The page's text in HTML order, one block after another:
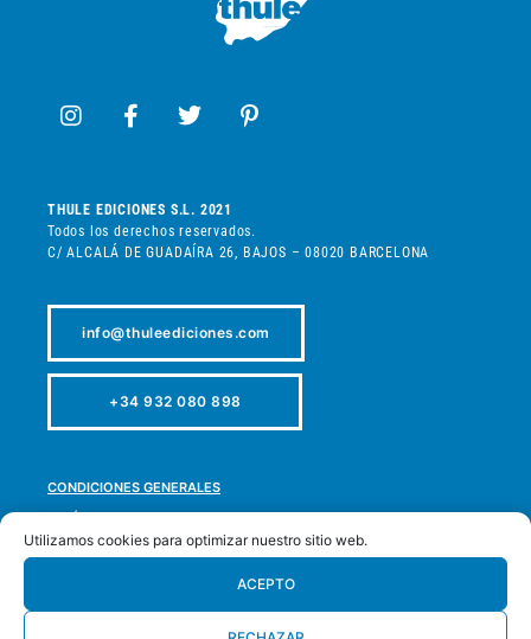
Utilizamos cookies para optimizar nuestro sitio web.
ACEPTO
THULE EDICIONES S.L. 2021
Todos los derechos reservados.
C/ ALCALÁ DE GUADAÍRA 26, BAJOS – 08020 BARCELONA
info@thuleediciones.com
+34 932 080 898
CONDICIONES GENERALES
POLÍTICA DE PRIVACIDAD
POLÍTICA DE COOKIES
ACCESIBILIDAD